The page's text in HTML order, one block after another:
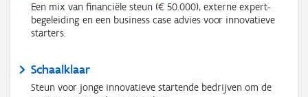
Een mix van financiële steun (€ 50.000), externe expert-
begeleiding en een business case advies voor innovatieve
starters.
Schaalklaar
Steun voor jonge innovatieve startende bedrijven om de